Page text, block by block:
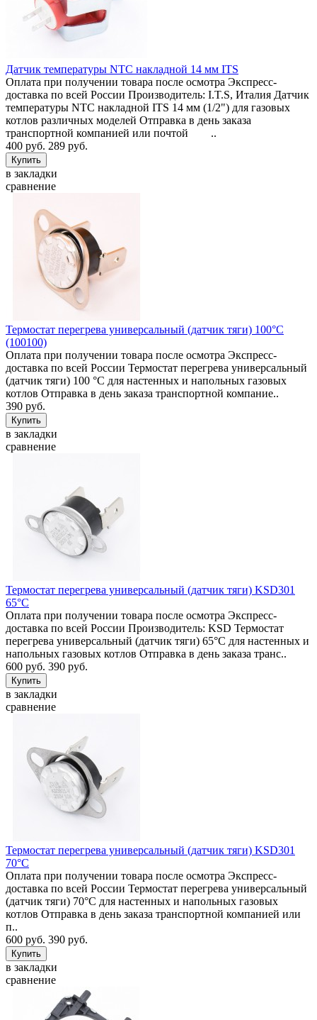
Датчик температуры NTC накладной 14 мм ITS
Оплата при получении товара после осмотра Экспресс-
доставка по всей России Производитель: I.T.S, Италия Датчик
температуры NTC накладной ITS 14 мм (1/2") для газовых
котлов различных моделей Отправка в день заказа
транспортной компанией или почтой ..
400 руб. 289 руб.
в закладки
сравнение
Термостат перегрева универсальный (датчик тяги) 100°C
(100100)
Оплата при получении товара после осмотра Экспресс-
доставка по всей России Термостат перегрева универсальный
(датчик тяги) 100 °C для настенных и напольных газовых
котлов Отправка в день заказа транспортной компание..
390 руб.
в закладки
сравнение
Термостат перегрева универсальный (датчик тяги) KSD301
65°C
Оплата при получении товара после осмотра Экспресс-
доставка по всей России Производитель: KSD Термостат
перегрева универсальный (датчик тяги) 65°C для настенных и
напольных газовых котлов Отправка в день заказа транс..
600 руб. 390 руб.
в закладки
сравнение
Термостат перегрева универсальный (датчик тяги) KSD301
70°C
Оплата при получении товара после осмотра Экспресс-
доставка по всей России Термостат перегрева универсальный
(датчик тяги) 70°C для настенных и напольных газовых
котлов Отправка в день заказа транспортной компанией или
п..
600 руб. 390 руб.
в закладки
сравнение